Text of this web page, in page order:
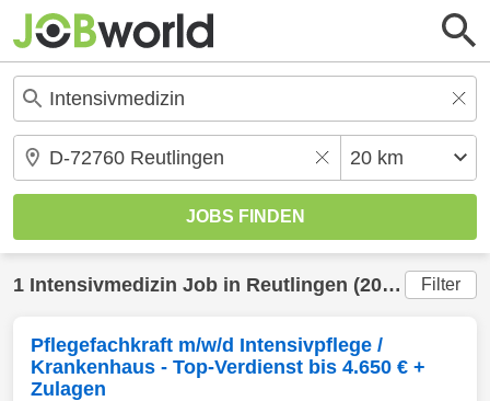
1 Intensivmedizin Job in Reutlingen (20 km) gefunden Filter
Pflegefachkraft m/w/d Intensivpflege /
Krankenhaus - Top-Verdienst bis 4.650 € +
Zulagen